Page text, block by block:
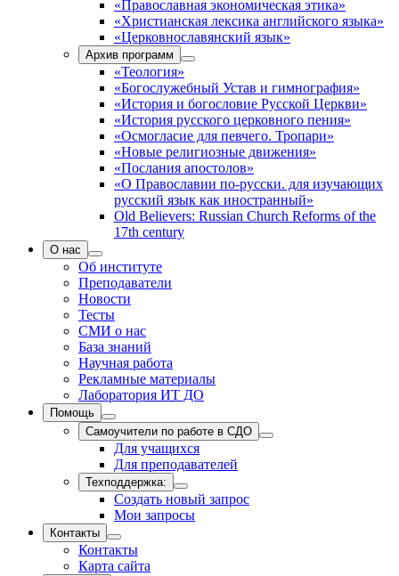
«Православная экономическая этика»
«Христианская лексика английского языка»
«Церковнославянский язык»
Архив программ
«Теология»
«Богослужебный Устав и гимнография»
«История и богословие Русской Церкви»
«История русского церковного пения»
«Осмогласие для певчего. Тропари»
«Новые религиозные движения»
«Послания апостолов»
«О Православии по-русски. для изучающих
русский язык как иностранный»
Old Believers: Russian Church Reforms of the
17th century
О нас
Об институте
Преподаватели
Новости
Тесты
СМИ о нас
База знаний
Научная работа
Рекламные материалы
Лаборатория ИТ ДО
Помощь
Самоучители по работе в СДО
Для учащихся
Для преподавателей
Техподдержка:
Создать новый запрос
Мои запросы
Контакты
Контакты
Карта сайта